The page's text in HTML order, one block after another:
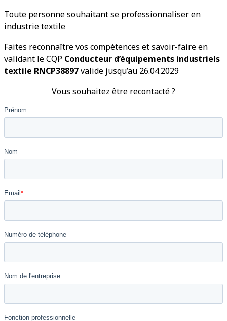
Toute personne souhaitant se professionnaliser en
industrie textile
Faites reconnaître vos compétences et savoir-faire en
validant le CQP Conducteur d’équipements industriels
textile RNCP38897valide jusqu’au 26.04.2029
Vous souhaitez être recontacté ?